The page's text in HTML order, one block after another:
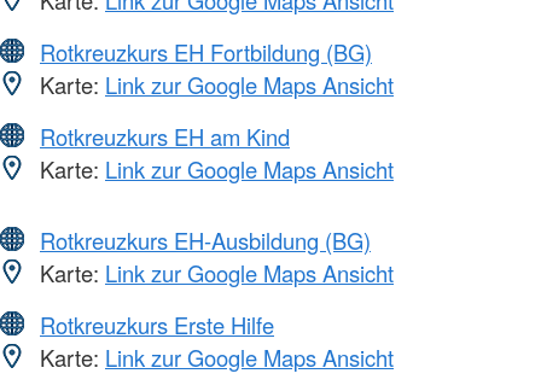
Rotkreuzkurs EH Fortbildung (BG)
Karte: Link zur Google Maps Ansicht
Rotkreuzkurs EH am Kind
Karte: Link zur Google Maps Ansicht
Rotkreuzkurs EH-Ausbildung (BG)
Karte: Link zur Google Maps Ansicht
Rotkreuzkurs Erste Hilfe
Karte: Link zur Google Maps Ansicht